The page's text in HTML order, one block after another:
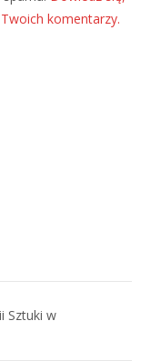
komentarzy.
Sztuki w